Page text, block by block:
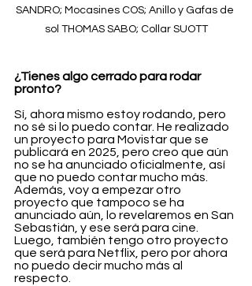
SANDRO; Mocasines COS; Anillo y Gafas de
sol THOMAS SABO; Collar SUOTT
¿Tienes algo cerrado para rodar
pronto?
Sí, ahora mismo estoy rodando, pero
no sé si lo puedo contar. He realizado
un proyecto para Movistar que se
publicará en 2025, pero creo que aún
no se ha anunciado oficialmente, así
que no puedo contar mucho más.
Además, voy a empezar otro
proyecto que tampoco se ha
anunciado aún, lo revelaremos en San
Sebastián, y ese será para cine.
Luego, también tengo otro proyecto
que será para Netflix, pero por ahora
no puedo decir mucho más al
respecto.